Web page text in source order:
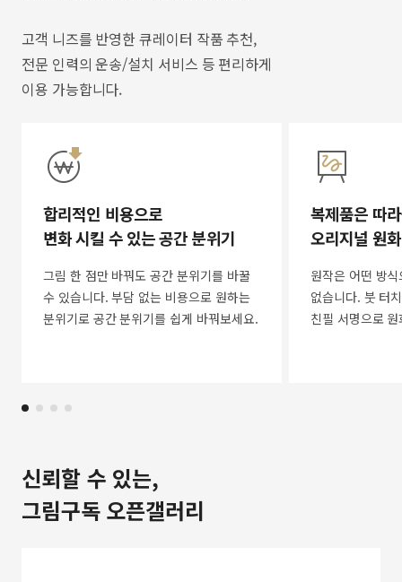
고객 니즈를 반영한 큐레이터 작품 추천,
전문 인력의 운송/설치 서비스 등 편리하게
이용 가능합니다.
합리적인 비용으로
변화 시킬 수 있는 공간 분위기
그림 한 점만 바꿔도 공간 분위기를 바꿀
수 있습니다. 부담 없는 비용으로 원하는
분위기로 공간 분위기를 쉽게 바꿔보세요.
복제품은 따
오리지널 원
원작은 어떤 방
없습니다. 붓 터
친필 서명으로
신뢰할 수 있는,
그림구독 오픈갤러리